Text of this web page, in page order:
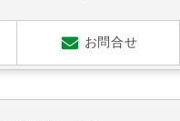
お問合せ